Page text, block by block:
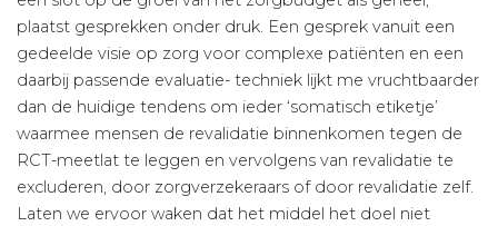
plaatst gesprekken onder druk. Een gesprek vanuit een
gedeelde visie op zorg voor complexe patiënten en een
daarbij passende evaluatie- techniek lijkt me vruchtbaarder
dan de huidige tendens om ieder ‘somatisch etiketje’
waarmee mensen de revalidatie binnenkomen tegen de
RCT-meetlat te leggen en vervolgens van revalidatie te
excluderen, door zorgverzekeraars of door revalidatie zelf.
Laten we ervoor waken dat het middel het doel niet